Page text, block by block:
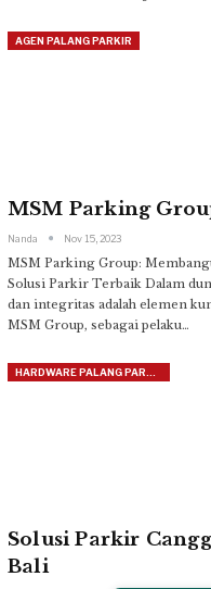
AGEN PALANG PARKIR
MSM Parking
Nanda Nov 15, 2023
MSM Parking Group:
Solusi Parkir Terbaik Dalam
dan integritas adalah elemen
MSM Group, sebagai pelaku…
Solusi Parkir
Bali